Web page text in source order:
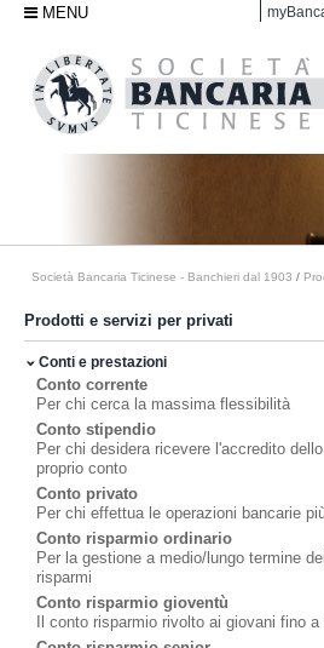
MENU
Società Bancaria Ticinese - Banchieri dal 1903 /
Prodotti e servizi per privati
Conti e prestazioni
Conto corrente
Per chi cerca la massima flessibilità
Conto stipendio
Per chi desidera ricevere l'accredito
proprio conto
Conto privato
Per chi effettua le operazioni bancarie
Conto risparmio ordinario
Per la gestione a medio/lungo termine
risparmi
Conto risparmio gioventù
Il conto risparmio rivolto ai giovani fino a